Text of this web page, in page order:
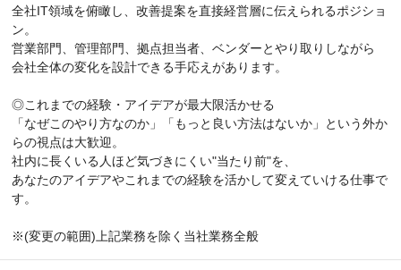
全社IT領域を俯瞰し、改善提案を直接経営層に伝えられるポジショ
ン。
営業部門、管理部門、拠点担当者、ベンダーとやり取りしながら
会社全体の変化を設計できる手応えがあります。
◎これまでの経験・アイデアが最大限活かせる
「なぜこのやり方なのか」「もっと良い方法はないか」という外か
らの視点は大歓迎。
社内に長くいる人ほど気づきにくい"当たり前"を、
あなたのアイデアやこれまでの経験を活かして変えていける仕事で
す。
※(変更の範囲)上記業務を除く当社業務全般